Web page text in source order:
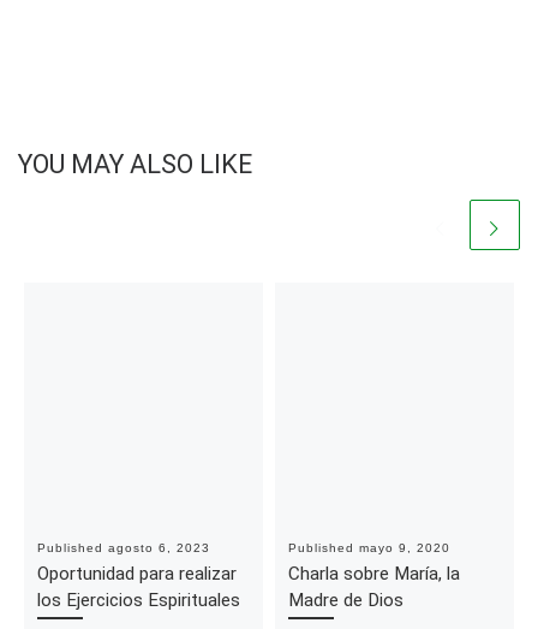
YOU MAY ALSO LIKE
Published agosto 6, 2023
Oportunidad para realizar
los Ejercicios Espirituales
Published mayo 9, 2020
Charla sobre María, la
Madre de Dios